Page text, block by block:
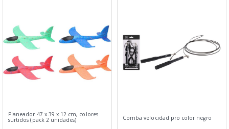
Planeador 47 x 39 x 12 cm, colores
surtidos (pack 2 unidades) Comba velocidad pro color negro